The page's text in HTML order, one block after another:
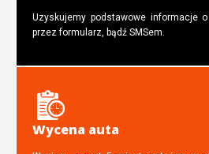
Uzyskujemy podstawowe informacje
przez formularz, bądź SMSem.
Wycena auta